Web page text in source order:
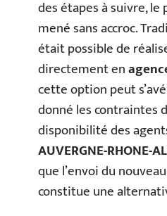
des étapes à suivre,
mené sans accroc.
était possible de
directement en
cette option peut
donné les contraintes
disponibilité des
AUVERGNE-RHONE-
que l’envoi du
constitue une